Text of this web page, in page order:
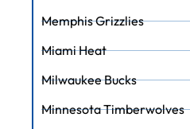
Memphis Grizzlies
Miami Heat
Milwaukee Bucks
Minnesota Timberwolves